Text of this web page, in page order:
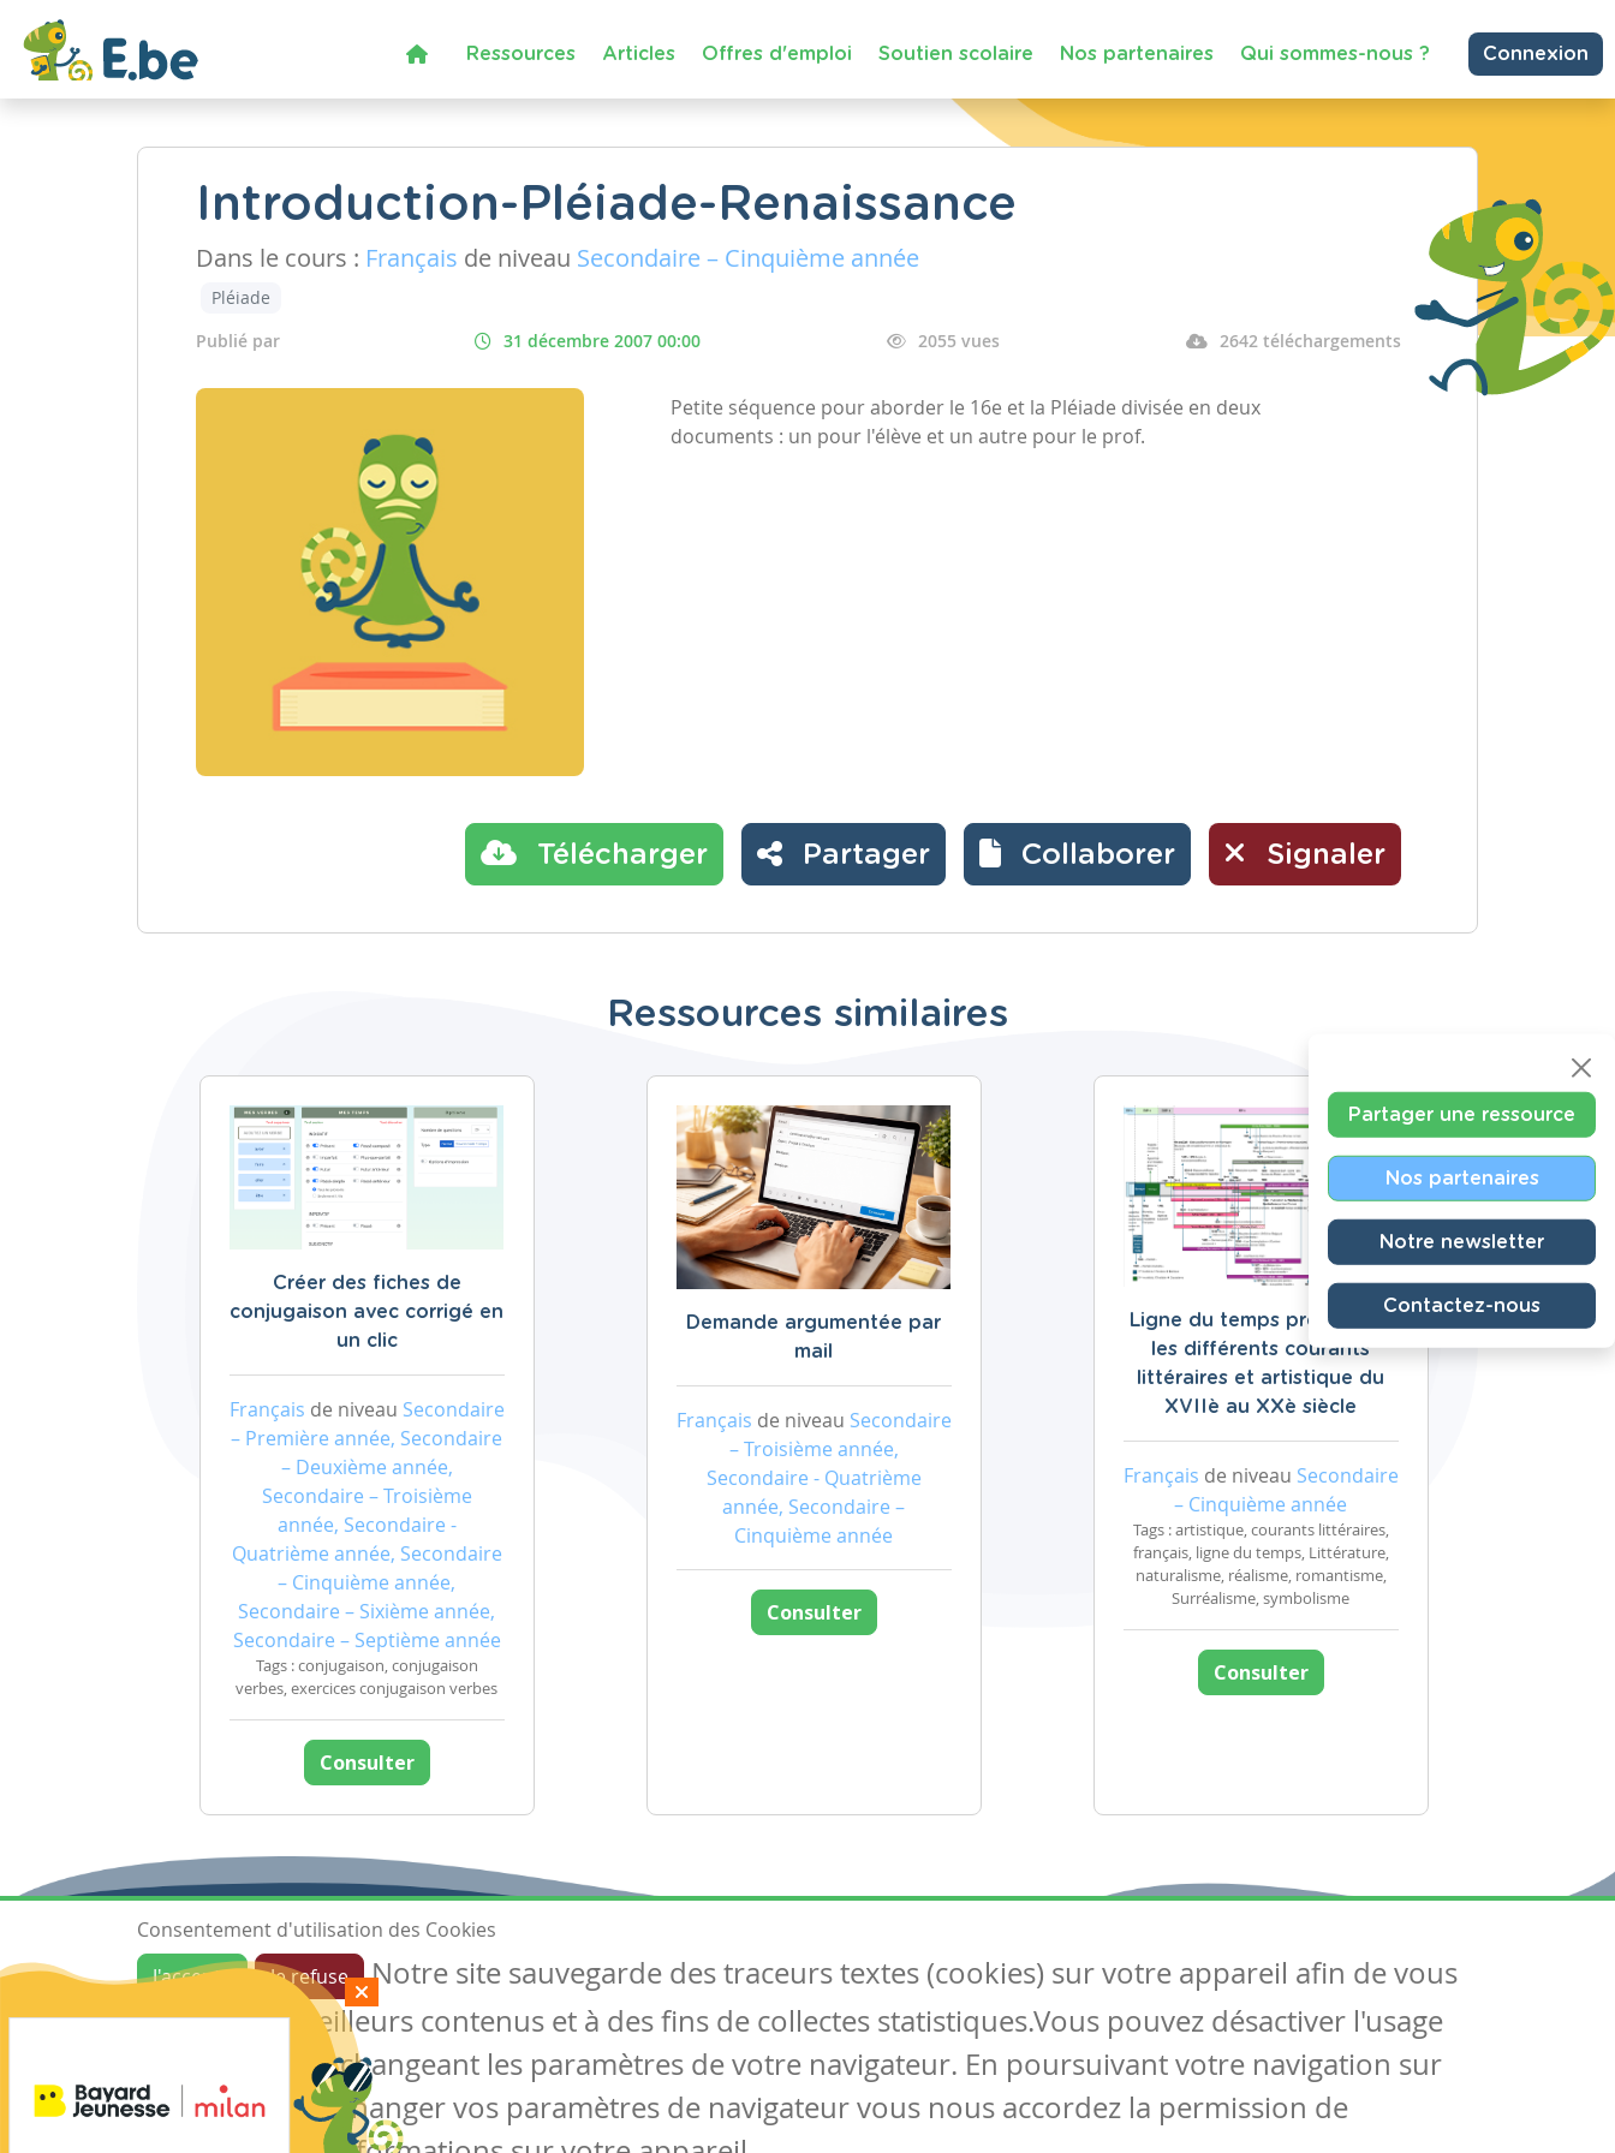
Ressources Articles Offres d'emploi Soutien scolaire Nos partenaires Qui sommes-nous ? Connexion
Introduction-Pléiade-Renaissance
Dans le cours : Français de niveau Secondaire – Cinquième année
Pléiade
Publié par
31 décembre 2007 00:00 2055 vues 2642 téléchargements
Petite séquence pour aborder le 16e et la Pléiade divisée en deux
documents : un pour l'élève et un autre pour le prof.
Télécharger Partager Collaborer Signaler
Ressources similaires
Créer des fiches de
conjugaison avec corrigé en
un clic
Français de niveau Secondaire
– Première année, Secondaire
– Deuxième année,
Secondaire – Troisième
année, Secondaire -
Quatrième année, Secondaire
– Cinquième année,
Secondaire – Sixième année,
Secondaire – Septième année
Tags : conjugaison, conjugaison
verbes, exercices conjugaison verbes
Consulter
Demande argumentée par
mail
Français de niveau Secondaire
– Troisième année,
Secondaire - Quatrième
année, Secondaire –
Cinquième année
Consulter
Ligne du temps présentant
les différents courants
littéraires et artistique du
XVIIè au XXè siècle
Français de niveau Secondaire
– Cinquième année
Tags : artistique, courants littéraires,
français, ligne du temps, Littérature,
naturalisme, réalisme, romantisme,
Surréalisme, symbolisme
Consulter
Partager une ressource
Nos partenaires
Notre newsletter
Contactez-nous
Ressources
Les ressources
Créer une ressource
Mes ressources
Articles
Tous les articles
Articles DYS
Circulaires
Suivez-nous
Contactez-nous
Soutien scolaire
Consentement d'utilisation des Cookies
J'accepte
Je refuse
Notre site sauvegarde des traceurs textes (cookies) sur votre appareil afin de vous
garantir de meilleurs contenus et à des fins de collectes statistiques.Vous pouvez désactiver l'usage
des cookies en changeant les paramètres de votre navigateur. En poursuivant votre navigation sur
notre site sans changer vos paramètres de navigateur vous nous accordez la permission de